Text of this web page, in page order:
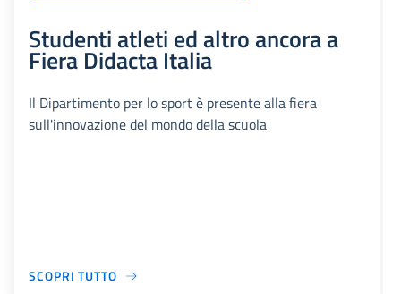
Studenti atleti ed altro ancora a
Fiera Didacta Italia
Il Dipartimento per lo sport è presente alla fiera
sull'innovazione del mondo della scuola
SCOPRI TUTTO